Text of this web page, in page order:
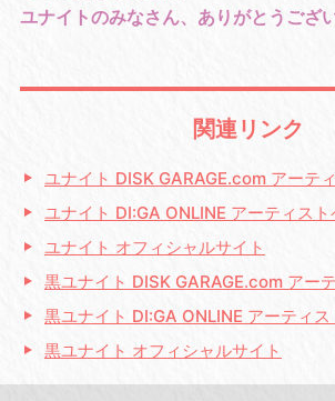
ユナイトのみなさん、ありがとうござ
関連リンク
ユナイト DISK GARAGE.com アーテ
ユナイト DI:GA ONLINE アーティスト
ユナイト オフィシャルサイト
黒ユナイト DISK GARAGE.com アー
黒ユナイト DI:GA ONLINE アーティス
黒ユナイト オフィシャルサイト